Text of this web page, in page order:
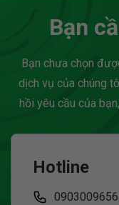
Bạn
Bạn chưa chọn
dịch vụ của chúng
hồi yêu cầu của
Hotline
0903009656